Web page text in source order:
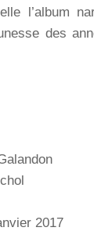
l’album
des
2017